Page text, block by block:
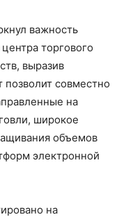
важность
торгового
выразив
позволит совместно
на
широкое
объемов
электронной
на